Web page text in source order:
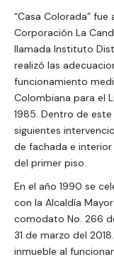
“Casa Colorada”
Corporación La
llamada Instituto
realizó las
funcionamiento
Colombiana para el
1985. Dentro de
siguientes
de fachada e
del primer piso.
En el año 1990 se
con la Alcaldía
comodato No. 266
31 de marzo del
inmueble al